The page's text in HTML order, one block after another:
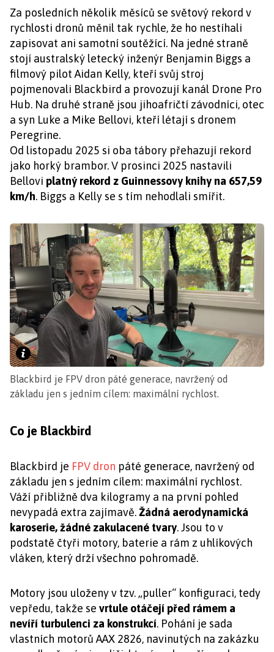
Za posledních několik měsíců se světový rekord v
rychlosti dronů měnil tak rychle, že ho nestíhali
zapisovat ani samotní soutěžící. Na jedné straně
stojí australský letecký inženýr Benjamin Biggs a
filmový pilot Aidan Kelly, kteří svůj stroj
pojmenovali Blackbird a provozují kanál Drone Pro
Hub. Na druhé straně jsou jihoafričtí závodníci, otec
a syn Luke a Mike Bellovi, kteří létají s dronem
Peregrine.
Od listopadu 2025 si oba tábory přehazují rekord
jako horký brambor. V prosinci 2025 nastavili
Bellovi platný rekord z Guinnessovy knihy na 657,59
km/h. Biggs a Kelly se s tím nehodlali smířit.
Blackbird je FPV dron páté generace, navržený od
základu jen s jedním cílem: maximální rychlost.
Co je Blackbird
Blackbird je FPV dron páté generace, navržený od
základu jen s jedním cílem: maximální rychlost.
Váží přibližně dva kilogramy a na první pohled
nevypadá extra zajímavě.Žádná aerodynamická
karoserie, žádné zakulacené tvary. Jsou to v
podstatě čtyři motory, baterie a rám z uhlíkových
vláken, který drží všechno pohromadě.
Motory jsou uloženy v tzv. „puller“ konfiguraci, tedy
vepředu, takže se vrtule otáčejí před rámem a
nevíří turbulenci za konstrukcí. Pohání je sada
vlastních motorů AAX 2826, navinutých na zakázku